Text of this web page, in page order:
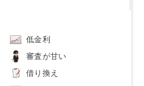
低金利
審査が甘い
借り換え